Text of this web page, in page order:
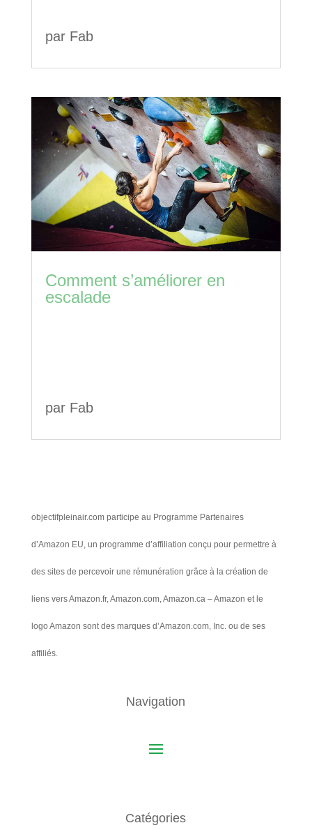
par Fab
Comment s’améliorer en
escalade
par Fab
objectifpleinair.com participe au Programme Partenaires
d’Amazon EU, un programme d’affiliation conçu pour permettre à
des sites de percevoir une rémunération grâce à la création de
liens vers Amazon.fr, Amazon.com, Amazon.ca – Amazon et le
logo Amazon sont des marques d’Amazon.com, Inc. ou de ses
affiliés.
Navigation
Catégories